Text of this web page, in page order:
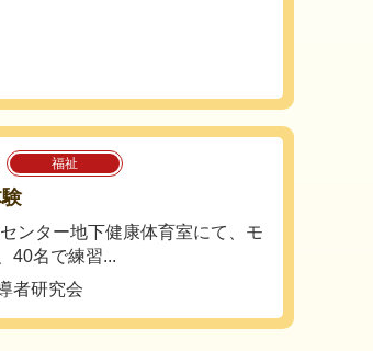
福祉
ンター地下健康体育室にて、モ
40名で練習...
者研究会